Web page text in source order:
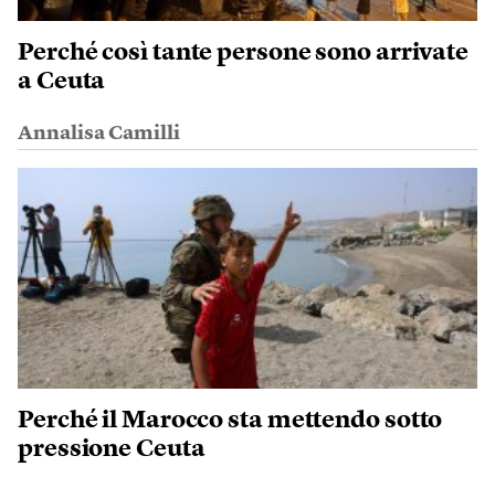
Perché così tante persone sono arrivate
a Ceuta
Annalisa Camilli
Perché il Marocco sta mettendo sotto
pressione Ceuta